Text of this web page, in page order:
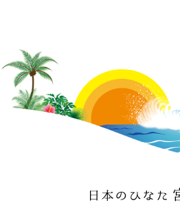
日本のひなた 宮崎県